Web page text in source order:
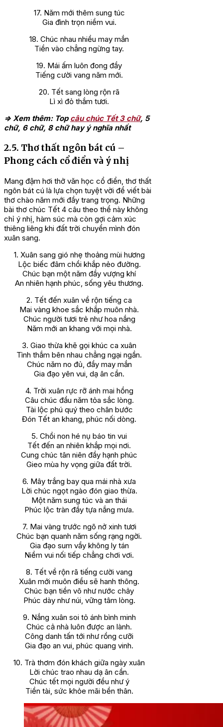
17. Năm mới thêm sung túc
Gia đình trọn niềm vui.
18. Chúc nhau nhiều may mắn
Tiền vào chẳng ngừng tay.
19. Mái ấm luôn đong đầy
Tiếng cười vang năm mới.
20. Tết sang lòng rộn rã
Lì xì đỏ thắm tươi.
=> Xem thêm: Top câu chúc Tết 3 chữ, 5
chữ, 6 chữ, 8 chữ hay ý nghĩa nhất
2.5. Thơ thất ngôn bát cú –
Phong cách cổ điển và ý nhị
Mang đậm hơi thở văn học cổ điển, thơ thất
ngôn bát cú là lựa chọn tuyệt vời để viết bài
thơ chào năm mới đầy trang trọng. Những
bài thơ chúc Tết 4 câu theo thể này không
chỉ ý nhị, hàm súc mà còn gợi cảm xúc
thiêng liêng khi đất trời chuyển mình đón
xuân sang.
1. Xuân sang gió nhẹ thoảng mùi hương
Lộc biếc đâm chồi khắp nẻo đường.
Chúc bạn một năm đầy vượng khí
An nhiên hạnh phúc, sống yêu thương.
2. Tết đến xuân về rộn tiếng ca
Mai vàng khoe sắc khắp muôn nhà.
Chúc người tươi trẻ như hoa nắng
Năm mới an khang với mọi nhà.
3. Giao thừa khẽ gọi khúc ca xuân
Tình thắm bên nhau chẳng ngại ngần.
Chúc năm no đủ, đầy may mắn
Gia đạo yên vui, dạ ân cần.
4. Trời xuân rực rỡ ánh mai hồng
Câu chúc đầu năm tỏa sắc lòng.
Tài lộc phú quý theo chân bước
Đón Tết an khang, phúc nối dòng.
5. Chồi non hé nụ báo tin vui
Tết đến an nhiên khắp mọi nơi.
Cung chúc tân niên đầy hạnh phúc
Gieo mùa hy vọng giữa đất trời.
6. Mây trắng bay qua mái nhà xưa
Lời chúc ngọt ngào đón giao thừa.
Một năm sung túc và an thái
Phúc lộc tràn đầy tựa nắng mưa.
7. Mai vàng trước ngõ nở xinh tươi
Chúc bạn quanh năm sống rạng ngời.
Gia đạo sum vầy không ly tán
Niềm vui nối tiếp chẳng chơi vơi.
8. Tết về rộn rã tiếng cười vang
Xuân mới muôn điều sẽ hanh thông.
Chúc bạn tiền vô như nước chảy
Phúc dày như núi, vững tâm lòng.
9. Nắng xuân soi tỏ ánh bình minh
Chúc cả nhà luôn được an lành.
Công danh tấn tới như rồng cưỡi
Gia đạo an vui, phúc quang vinh.
10. Trà thơm đón khách giữa ngày xuân
Lời chúc trao nhau dạ ân cần.
Chúc tết mọi người đều như ý
Tiền tài, sức khỏe mãi bền thân.